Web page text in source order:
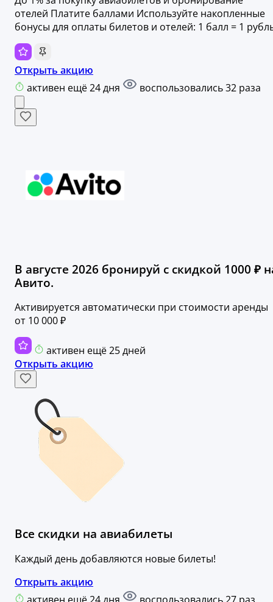
отелей Платите баллами Используйте накопленные
бонусы для оплаты билетов и отелей: 1 балл = 1
Открыть акцию
активен ещё 24 дня
воспользовались 32 раза
В августе 2026 бронируй с скидкой 1000 ₽
Авито.
Активируется автоматически при стоимости аренды
от 10 000 ₽
активен ещё 25 дней
Открыть акцию
Все скидки на авиабилеты
Каждый день добавляются новые билеты!
Открыть акцию